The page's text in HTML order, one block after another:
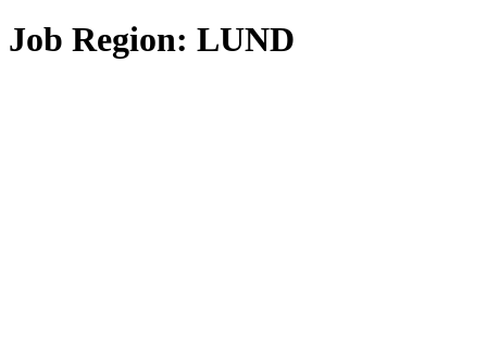
Job Region: LUND